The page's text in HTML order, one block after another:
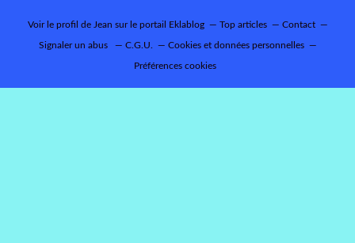
Voir le profil de Jean sur le portail Eklablog Top articles Contact
Signaler un abus C.G.U. Cookies et données personnelles
Préférences cookies